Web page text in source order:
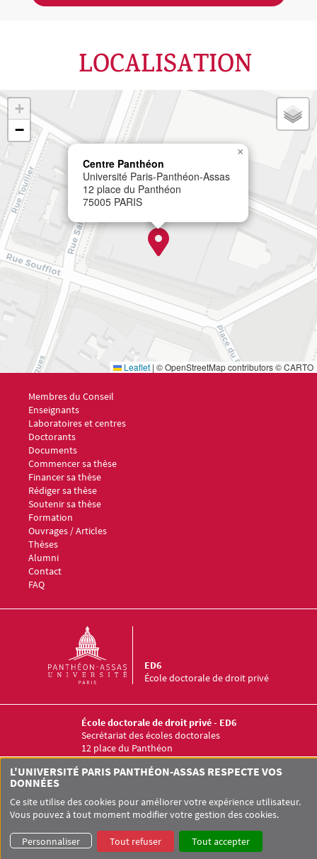
LOCALISATION
Centre Panthéon
Université Paris-Panthéon-Assas
12 place du Panthéon
75005 PARIS
×
+
−
Leaflet | © OpenStreetMap contributors © CARTO
Menu footer ED6 1
Membres du Conseil
Enseignants
Laboratoires et centres
Doctorants
Documents
Menu footer ED6 2
Commencer sa thèse
Financer sa thèse
Rédiger sa thèse
Soutenir sa thèse
Formation
Menu footer ED6 3
Ouvrages / Articles
Thèses
Alumni
Contact
FAQ
École doctorale de droit privé
ED6
École doctorale de droit privé - ED6
Secrétariat des écoles doctorales
12 place du Panthéon
75005 PARIS
+33 (0)1 44 41 55 15
Pied de page Assas SITEMAP
DONNÉES PERSONNELLES
L'UNIVERSITÉ PARIS PANTHÉON-ASSAS RESPECTE VOS
DONNÉES
Ce site utilise des cookies pour améliorer votre expérience utilisateur.
Vous pouvez à tout moment modifier votre gestion des cookies.
Personnaliser Tout refuser Tout accepter